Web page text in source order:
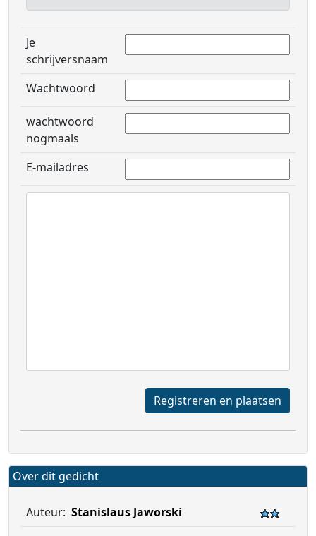
Je
schrijversnaam
Wachtwoord
wachtwoord
nogmaals
E-mailadres
Registreren en plaatsen
Over dit gedicht
Auteur: Stanislaus Jaworski